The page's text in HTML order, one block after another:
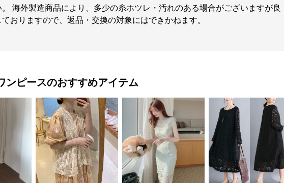
海外製造商品により、多少の糸ホツレ・汚れのある場合がございますが良
おりますので、返品・交換の対象にはできかねます。
ンピースのおすすめアイテム